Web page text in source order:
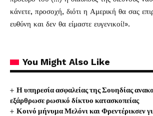
κάνετε, προσοχή, διότι η Αμερική θα σας
ευθύνη και δεν θα είμαστε ευγενικοί!».
You Might Also Like
Η υπηρεσία ασφαλείας της Σουηδίας
εξάρθρωσε ρωσικό δίκτυο κατασκοπείας
Κοινό μήνυμα Μελόνι και Φρεντέρικσεν